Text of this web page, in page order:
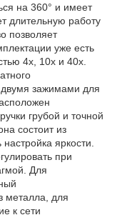
на 360° и имеет
длительную работу
позволяет
уже есть
4х, 10х и 40х.
зажимами для
грубой и точной
состоит из
яркости.
при
Для
металла, для
к сети